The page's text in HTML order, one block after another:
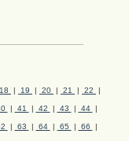
18 | 19 | 20 | 21 | 22 |
| 41 | 42 | 43 | 44 |
| 63 | 64 | 65 | 66 |